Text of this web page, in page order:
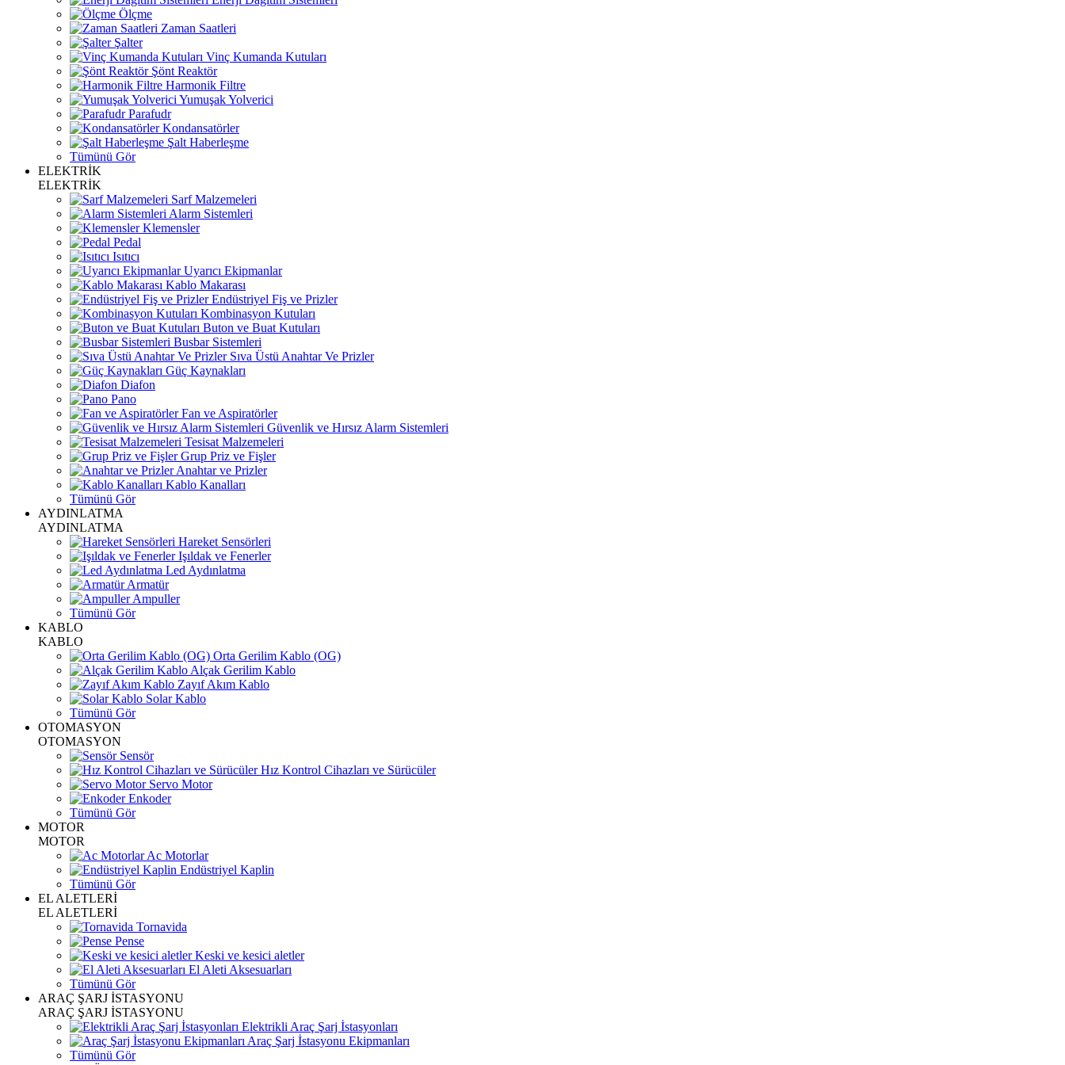
Ölçme
Zaman Saatleri
Şalter
Vinç Kumanda Kutuları
Şönt Reaktör
Harmonik Filtre
Yumuşak Yolverici
Parafudr
Kondansatörler
Şalt Haberleşme
Tümünü Gör
ELEKTRİK
ELEKTRİK
Sarf Malzemeleri
Alarm Sistemleri
Klemensler
Pedal
Isıtıcı
Uyarıcı Ekipmanlar
Kablo Makarası
Endüstriyel Fiş ve Prizler
Kombinasyon Kutuları
Buton ve Buat Kutuları
Busbar Sistemleri
Sıva Üstü Anahtar Ve Prizler
Güç Kaynakları
Diafon
Pano
Fan ve Aspiratörler
Güvenlik ve Hırsız Alarm Sistemleri
Tesisat Malzemeleri
Grup Priz ve Fişler
Anahtar ve Prizler
Kablo Kanalları
Tümünü Gör
AYDINLATMA
AYDINLATMA
Hareket Sensörleri
Işıldak ve Fenerler
Led Aydınlatma
Armatür
Ampuller
Tümünü Gör
KABLO
KABLO
Orta Gerilim Kablo (OG)
Alçak Gerilim Kablo
Zayıf Akım Kablo
Solar Kablo
Tümünü Gör
OTOMASYON
OTOMASYON
Sensör
Hız Kontrol Cihazları ve Sürücüler
Servo Motor
Enkoder
Tümünü Gör
MOTOR
MOTOR
Ac Motorlar
Endüstriyel Kaplin
Tümünü Gör
EL ALETLERİ
EL ALETLERİ
Tornavida
Pense
Keski ve kesici aletler
El Aleti Aksesuarları
Tümünü Gör
ARAÇ ŞARJ İSTASYONU
ARAÇ ŞARJ İSTASYONU
Elektrikli Araç Şarj İstasyonları
Araç Şarj İstasyonu Ekipmanları
Tümünü Gör